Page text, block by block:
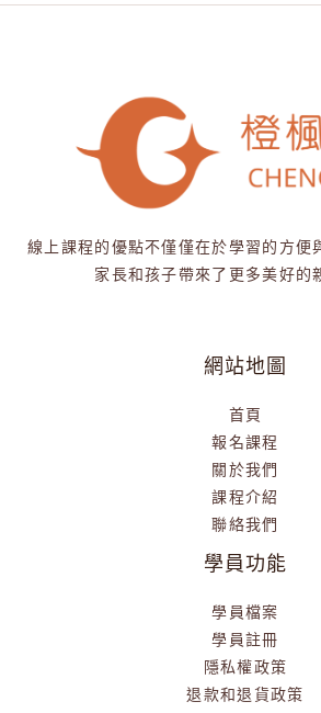
線上課程的優點不僅僅在於學習的方便
家長和孩子帶來了更多美好的
網站地圖
首頁
報名課程
關於我們
課程介紹
聯絡我們
學員功能
學員檔案
學員註冊
隱私權政策
退款和退貨政策